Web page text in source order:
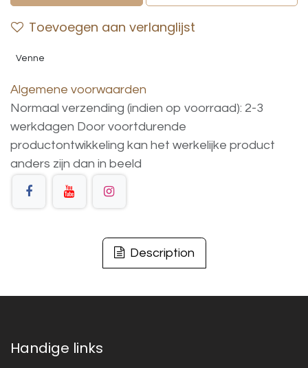
Toevoegen aan verlanglijst
Venne
Algemene voorwaarden
Normaal verzending (indien op voorraad): 2-3
werkdagen Door voortdurende
productontwikkeling kan het werkelijke product
anders zijn dan in beeld
Description
Handige links